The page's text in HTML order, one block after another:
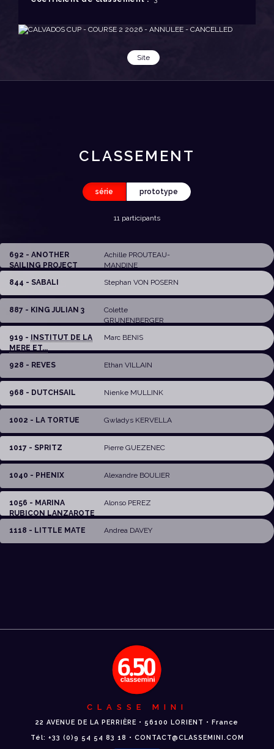
Site
CLASSEMENT
série prototype
11 participants
692 - ANOTHER
SAILING PROJECT
Achille PROUTEAU-
MANDINE
844 - SABALI
Stephan VON POSERN
887 - KING JULIAN 3
Colette
GRUNENBERGER
919 -
INSTITUT DE LA
MERE ET...
Marc BENIS
928 - REVES Ethan VILLAIN
968 - DUTCHSAIL Nienke MULLINK
1002 - LA TORTUE Gwladys KERVELLA
1017 - SPRITZ Pierre GUEZENEC
1040 - PHENIX Alexandre BOULIER
1056 - MARINA
RUBICON LANZAROTE
Alonso PEREZ
1118 - LITTLE MATE Andrea DAVEY
CLASSE MINI
22 AVENUE DE LA PERRIÈRE • 56100 LORIENT • France
Tél: +33 (0)9 54 54 83 18 • CONTACT@CLASSEMINI.COM